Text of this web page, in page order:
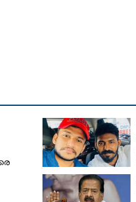
സൗജന്യ യാത്ര നൽകി
സ്വകാര്യ ബസിന് 7500